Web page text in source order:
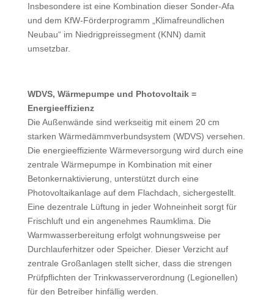
Insbesondere ist eine Kombination dieser Sonder-Afa
und dem KfW-Förderprogramm „Klimafreundlichen
Neubau“ im Niedrigpreissegment (KNN) damit
umsetzbar.
WDVS, Wärmepumpe und Photovoltaik =
Energieeffizienz
Die Außenwände sind werkseitig mit einem 20 cm
starken Wärmedämmverbundsystem (WDVS) versehen.
Die energieeffiziente Wärmeversorgung wird durch eine
zentrale Wärmepumpe in Kombination mit einer
Betonkernaktivierung, unterstützt durch eine
Photovoltaikanlage auf dem Flachdach, sichergestellt.
Eine dezentrale Lüftung in jeder Wohneinheit sorgt für
Frischluft und ein angenehmes Raumklima. Die
Warmwasserbereitung erfolgt wohnungsweise per
Durchlauferhitzer oder Speicher. Dieser Verzicht auf
zentrale Großanlagen stellt sicher, dass die strengen
Prüfpflichten der Trinkwasserverordnung (Legionellen)
für den Betreiber hinfällig werden.